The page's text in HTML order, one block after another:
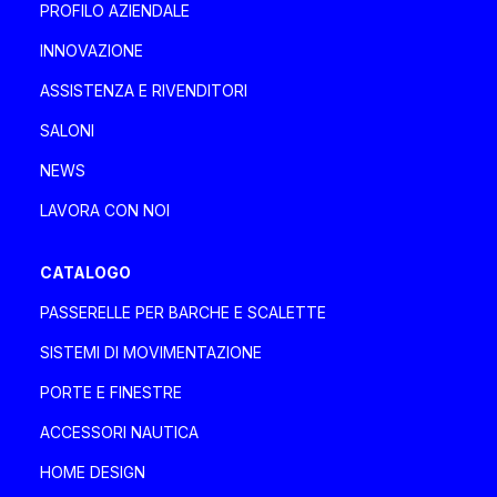
Località Rio Basco 3/A 3/B, 17044 Stella (SV)
davaboatservice@gmail.com
DEA MARINE SRLS
Via degli Ulivi 2, 55049 Viareggio Viareggio
deamarinesrls@gmail.com
DENPAR MAKINA SAN. VE TIC A.Ş.
Özbek Sokak No.1 Kavacık, Beykoz Istanbul
Istanbul
PROFILO AZIENDALE
INNOVAZIONE
ASSISTENZA E RIVENDITORI
SALONI
NEWS
LAVORA CON NOI
CATALOGO
PASSERELLE PER BARCHE E SCALETTE
SISTEMI DI MOVIMENTAZIONE
PORTE E FINESTRE
ACCESSORI NAUTICA
HOME DESIGN